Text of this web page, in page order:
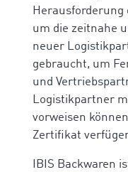
Herausforderung
um die zeitnahe
neuer
gebraucht, um
und
Logistikpartner
vorweisen
Zertifikat
IBIS Backwaren